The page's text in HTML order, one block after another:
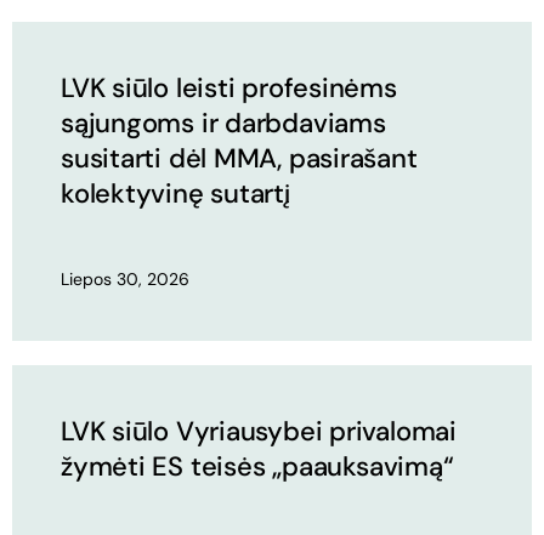
LVK siūlo leisti profesinėms
sąjungoms ir darbdaviams
susitarti dėl MMA, pasirašant
kolektyvinę sutartį
Liepos 30, 2026
LVK siūlo Vyriausybei privalomai
žymėti ES teisės „paauksavimą“